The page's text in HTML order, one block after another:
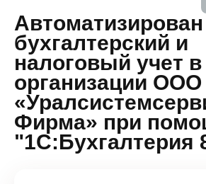
Автоматизирован
бухгалтерский и
налоговый учет в
организации ООО
Фирма» при
"1С:Бухгалтерия